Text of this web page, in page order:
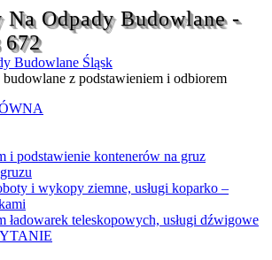
Na Odpady Budowlane -
672
Budowlane Śląsk
z podstawieniem i odbiorem
i podstawienie kontenerów na gruz
i wykopy ziemne, usługi koparko –
ładowarek teleskopowych, usługi dźwigowe